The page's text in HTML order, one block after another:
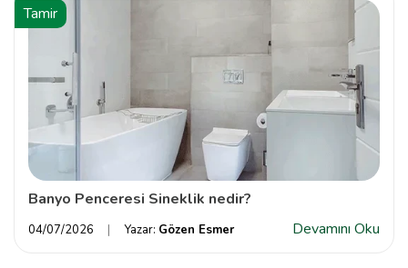
Tamir
Banyo Penceresi Sineklik nedir?
04/07/2026 Yazar: Gözen Esmer Devamını Oku